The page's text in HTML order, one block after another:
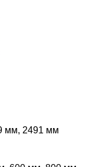
мм, 2491 мм